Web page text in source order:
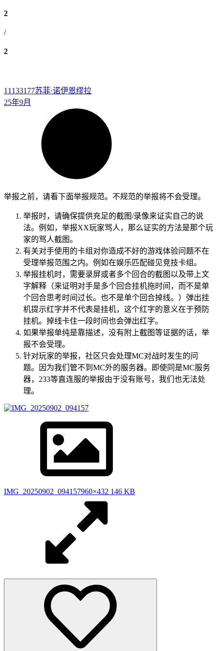
2
/
2
11133177苏菲·诺伊恩缪拉
25年9月
举报之前，请看下面举报规范。不规范的举报将不会受理。
举报时，请确保提供充足的截图/录像来证实自己的说
法。例如，举报XX玩家骂人，那么证实的方法是那个玩
家的骂人截图。
有关对手使用的卡组对你造成不好的游戏体验问题不在
受理举报范围之内。例如在娱乐匹配碰见竞技卡组。
举报挂机时，需要录屏或者多个回合的截图以及带上文
字解释（来证明对手是多个回合挂机拖时间，而不是单
个回合思考时间过长。也不是单个回合掉线。）弹出挂
机提示红字并不代表是挂机，这个红字的意义在于预防
挂机。掉线卡住一段时间也会弹出红字。
如果举报单纯是靠描述，没有附上截图等证据的话，举
报不会受理。
针对玩家的举报，社区只会处理MC对战时发生的问
题。因为我们管不到MC外的服务器。即使同是MC服务
器，233等直连服的举报由于没有账号，我们也无法处
理。
IMG_20250902_094157960×432 146 KB